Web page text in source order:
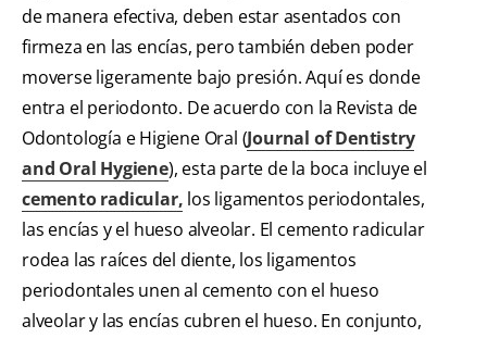
de manera efectiva, deben estar asentados con
firmeza en las encías, pero también deben poder
moverse ligeramente bajo presión. Aquí es donde
entra el periodonto. De acuerdo con la Revista de
Odontología e Higiene Oral (Journal of Dentistry
and Oral Hygiene), esta parte de la boca incluye el
cemento radicular, los ligamentos periodontales,
las encías y el hueso alveolar. El cemento radicular
rodea las raíces del diente, los ligamentos
periodontales unen al cemento con el hueso
alveolar y las encías cubren el hueso. En conjunto,